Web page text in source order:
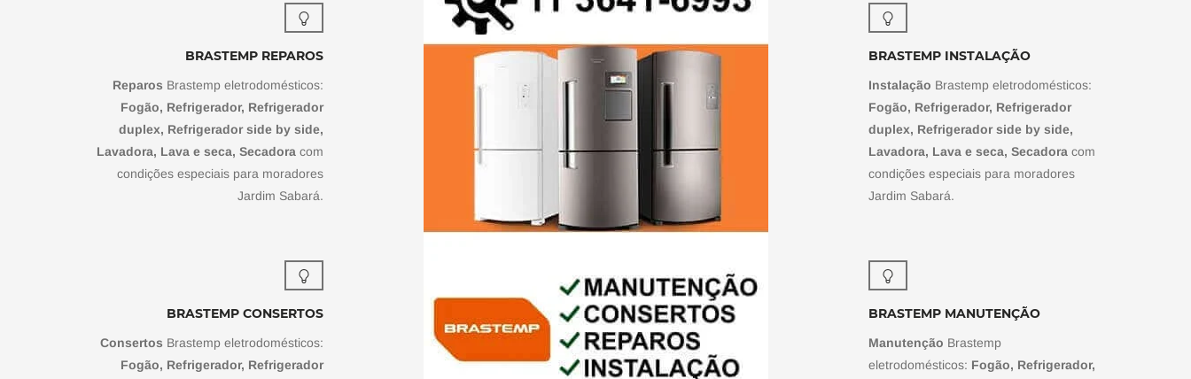
BRASTEMP REPAROS
Reparos Brastemp eletrodomésticos:
Fogão, Refrigerador, Refrigerador
duplex, Refrigerador side by side,
Lavadora, Lava e seca, Secadoracom
condições especiais para moradores
Jardim Sabará.
BRASTEMP CONSERTOS
Consertos Brastemp eletrodomésticos:
Fogão, Refrigerador, Refrigerador
BRASTEMP INSTALAÇÃO
Instalação Brastemp eletrodomésticos:
Fogão, Refrigerador, Refrigerador
duplex, Refrigerador side by side,
Lavadora, Lava e seca, Secadoracom
condições especiais para moradores
Jardim Sabará.
BRASTEMP MANUTENÇÃO
Manutenção Brastemp
eletrodomésticos: Fogão, Refrigerador,